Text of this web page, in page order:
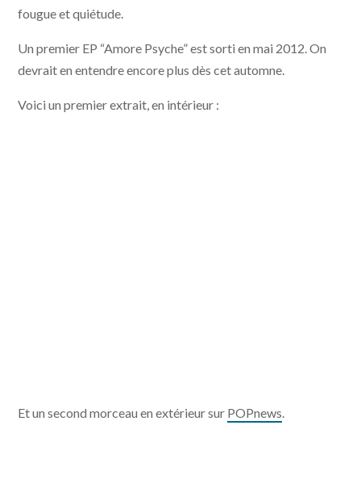
fougue et quiétude.
Un premier EP “Amore Psyche” est sorti en mai 2012. On
devrait en entendre encore plus dès cet automne.
Voici un premier extrait, en intérieur :
Et un second morceau en extérieur sur POPnews.